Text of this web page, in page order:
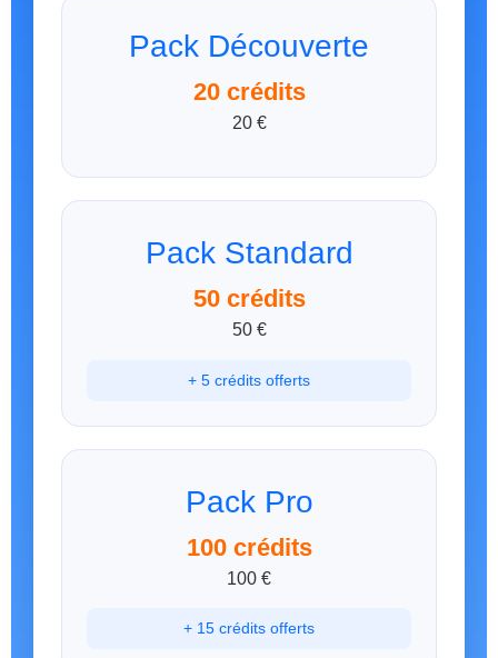
Pack Découverte
20 crédits
20 €
Pack Standard
50 crédits
50 €
+ 5 crédits offerts
Pack Pro
100 crédits
100 €
+ 15 crédits offerts